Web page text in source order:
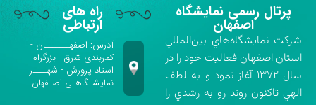
پرتال رسمی نمایشگاه
اصفهان
شركت نمايشگاه‌هاي بين‌المللي
استان اصفهان فعاليت خود را در
سال ۱۳۷۲ آغاز نمود و به لطف
الهي تاكنون روند رو به رشدي را
راه های
ارتباطی
آدرس: اصفهـــــــان -
کمربندی شرق - بزرگراه
استاد پرورش - شهــــر
نمایشـگاهـی اصـفهان